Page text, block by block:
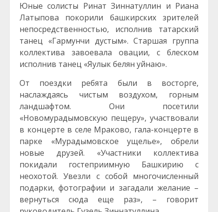
Юные солисты Ринат Зиннатуллин и Риана
Латыпова покорили башкирских зрителей
непосредственностью, исполнив татарский
танец «Гармунчи дустым». Старшая группа
коллектива завоевала овации, с блеском
исполнив танец «Яулык белян уйнаю».
От поездки ребята были в восторге,
наслаждаясь чистым воздухом, горным
ландшафтом. Они посетили
«Новомурадымовскую пещеру», участвовали
в концерте в селе Мраково, гала-концерте в
парке «Мурадымовское ущелье», обрели
новые друзей. «Участники коллектива
покидали гостеприимную Башкирию с
неохотой. Увезли с собой многочисленный
подарки, фотографии и загадали желание –
вернуться сюда еще раз», – говорит